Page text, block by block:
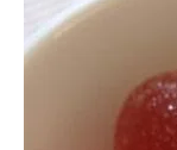
お問い合わせ